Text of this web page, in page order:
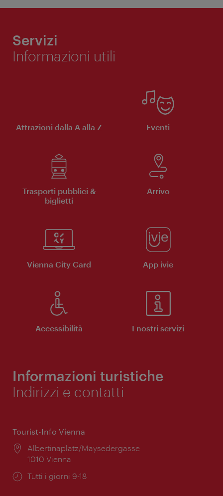
Servizi
Informazioni utili
Attrazioni dalla A alla Z Eventi
Trasporti pubblici &
biglietti
Arrivo
Vienna City Card App ivie
Accessibilità I nostri servizi
Informazioni turistiche
Indirizzi e contatti
Tourist-Info Vienna
Posizione:
Albertinaplatz/Maysedergasse
1010 Vienna
Orari
Tutti i giorni 9-18